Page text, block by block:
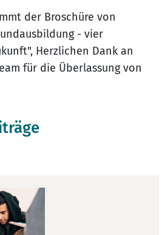
der Broschüre von
- vier
Herzlichen Dank an
für die Überlassung von